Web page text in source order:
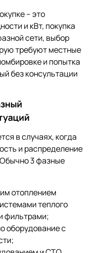
– это
и кВт, покупка
сети, выбор
требуют местные
и попытка
без консультации
в случаях, когда
и распределение
3 фазные
отоплением
теплого
фильтрами;
оборудование с